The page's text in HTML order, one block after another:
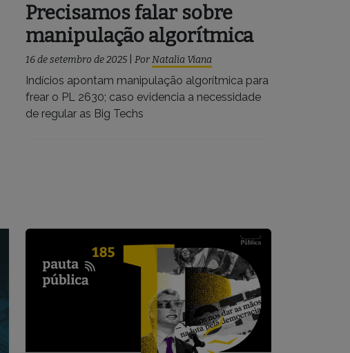
Precisamos falar sobre
manipulação algorítmica
16 de setembro de 2025 PorNatalia Viana
Indícios apontam manipulação algorítmica para
frear o PL 2630; caso evidencia a necessidade
de regular as Big Techs